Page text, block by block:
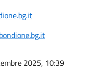
2025, 10:39